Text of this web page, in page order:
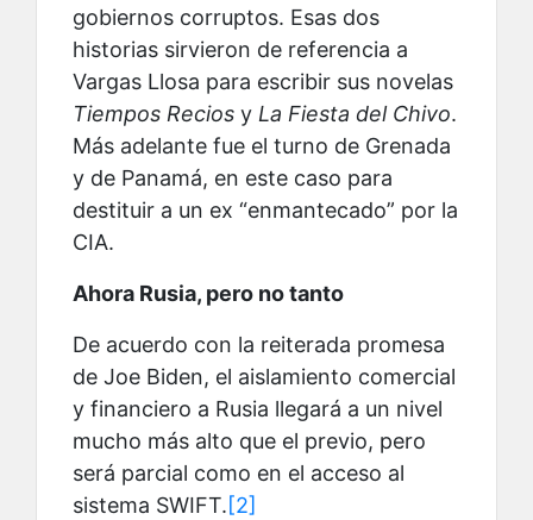
gobiernos corruptos. Esas dos
historias sirvieron de referencia a
Vargas Llosa para escribir sus novelas
Tiempos Recios y La Fiesta del Chivo.
Más adelante fue el turno de Grenada
y de Panamá, en este caso para
destituir a un ex “enmantecado” por la
CIA.
Ahora Rusia, pero no tanto
De acuerdo con la reiterada promesa
de Joe Biden, el aislamiento comercial
y financiero a Rusia llegará a un nivel
mucho más alto que el previo, pero
será parcial como en el acceso al
sistema SWIFT.[2]